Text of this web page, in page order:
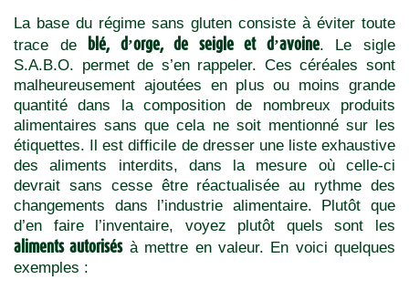
La base du régime sans gluten consiste à éviter toute
trace de
blé, d’orge, de seigle et d’avoine. Le sigle
S.A.B.O. permet de s’en rappeler. Ces céréales sont
malheureusement ajoutées en plus ou moins grande
quantité dans la composition de nombreux produits
alimentaires sans que cela ne soit mentionné sur les
étiquettes. Il est difficile de dresser une liste exhaustive
des aliments interdits, dans la mesure où celle-ci
devrait sans cesse être réactualisée au rythme des
changements dans l’industrie alimentaire. Plutôt que
d’en faire l’inventaire, voyez plutôt quels sont les
aliments autorisésà mettre en valeur. En voici quelques
exemples :